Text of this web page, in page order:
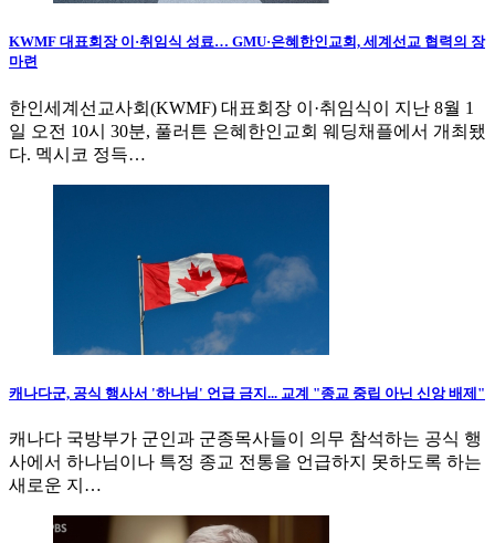
KWMF 대표회장 이·취임식 성료… GMU·은혜한인교회, 세계선교 협력의 장
마련
한인세계선교사회(KWMF) 대표회장 이·취임식이 지난 8월 1
일 오전 10시 30분, 풀러튼 은혜한인교회 웨딩채플에서 개최됐
다. 멕시코 정득…
캐나다군, 공식 행사서 '하나님' 언급 금지... 교계 "종교 중립 아닌 신앙 배제"
캐나다 국방부가 군인과 군종목사들이 의무 참석하는 공식 행
사에서 하나님이나 특정 종교 전통을 언급하지 못하도록 하는
새로운 지…